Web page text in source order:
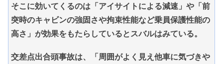
そこに効いてくるのは「アイサイトによる減速」や「前
突時のキャビンの強固さや拘束性能など乗員保護性能の
高さ」が効果をもたらしているとスバルはみている。
交差点出合頭事故は、「周囲がよく見え他車に気づきや